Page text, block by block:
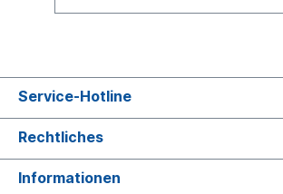
Service-Hotline
Rechtliches
Informationen